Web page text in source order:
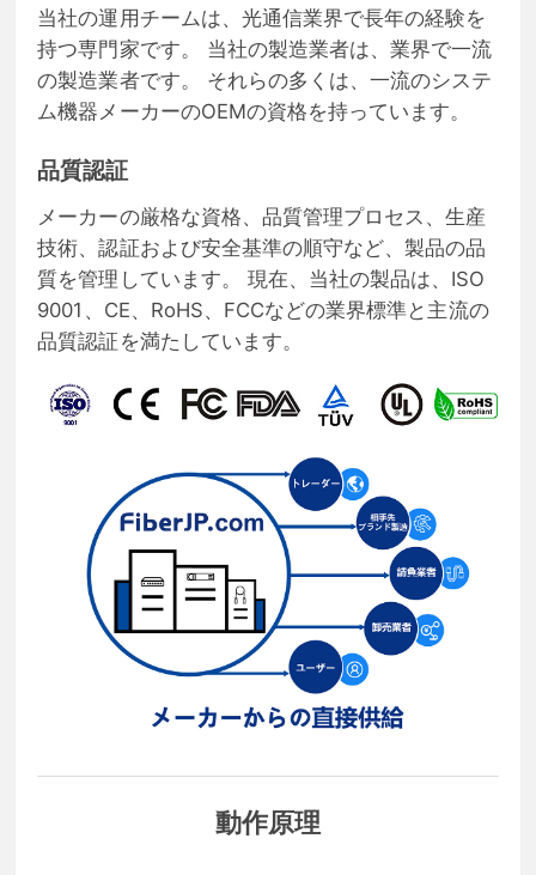
当社の運用チームは、光通信業界で長年の経験を
持つ専門家です。 当社の製造業者は、業界で一流
の製造業者です。 それらの多くは、一流のシステ
ム機器メーカーのOEMの資格を持っています。
品質認証
メーカーの厳格な資格、品質管理プロセス、生産
技術、認証および安全基準の順守など、製品の品
質を管理しています。 現在、当社の製品は、ISO
9001、CE、RoHS、FCCなどの業界標準と主流の
品質認証を満たしています。
動作原理